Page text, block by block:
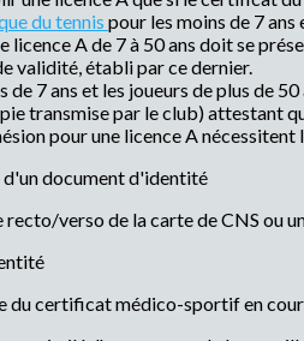
du tennis pour les moins de 7 ans
licence A de 7 à 50 ans doit se
validité, établi par ce dernier.
de 7 ans et les joueurs de plus de
transmise par le club) attestant
pour une licence A nécessitent
document d'identité
verso de la carte de CNS ou
médico-sportif en cours